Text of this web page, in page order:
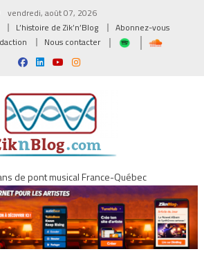
vendredi, août 07, 2026
L’histoire de Zik’n’Blog
Abonnez-vous
Nous contacter
de pont musical France-Québec